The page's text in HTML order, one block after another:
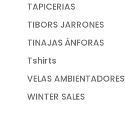
TAPICERIAS
TIBORS JARRONES
TINAJAS ÁNFORAS
Tshirts
VELAS AMBIENTADORES
WINTER SALES